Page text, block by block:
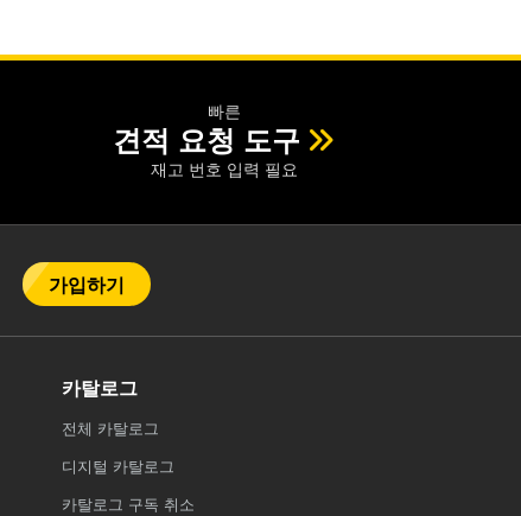
빠른
견적 요청 도구
재고 번호 입력 필요
가입하기
카탈로그
전체 카탈로그
디지털 카탈로그
카탈로그 구독 취소